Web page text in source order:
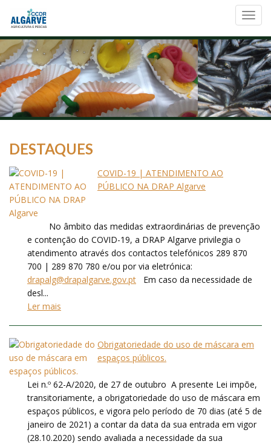
DESTAQUES
COVID-19 | ATENDIMENTO AO
PÚBLICO NA DRAP Algarve
No âmbito das medidas extraordinárias de prevenção
e contenção do COVID-19, a DRAP Algarve privilegia o
atendimento através dos contactos telefónicos 289 870
700 | 289 870 780 e/ou por via eletrónica:
drapalg@drapalgarve.gov.pt Em caso da necessidade de
desl...
Ler mais
Obrigatoriedade do uso de máscara em
espaços públicos.
Lei n.º 62-A/2020, de 27 de outubro A presente Lei impõe,
transitoriamente, a obrigatoriedade do uso de máscara em
espaços públicos, e vigora pelo período de 70 dias (até 5 de
janeiro de 2021) a contar da data da sua entrada em vigor
(28.10.2020) sendo avaliada a necessidade da sua